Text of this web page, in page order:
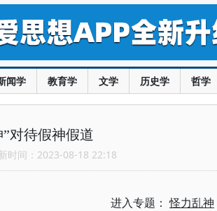
闻学 教育学 文学 历史学 哲学
对待假神假道
时间：2023-08-18 22:18
进入专题：怪力乱神